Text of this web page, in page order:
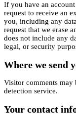
If you have an
request to receive an
you, including any
request that we erase
does not include any
legal, or security
Where we send
Visitor comments may
detection service.
Your contact